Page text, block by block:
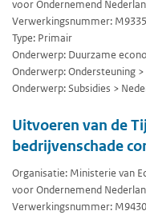
voor Ondernemend
Verwerkingsnummer: M9335
Type: Primair
Onderwerp: Duurzame
Onderwerp: Ondersteuning
Onderwerp: Subsidies >
Uitvoeren van de
bedrijvenschade
Organisatie: Ministerie van
voor Ondernemend
Verwerkingsnummer: M9430